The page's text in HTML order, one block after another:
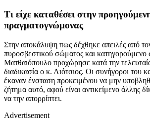
Τι είχε καταθέσει στην
πραγματογνώμονας
Στην αποκάλυψη πως δέχθηκε απειλές από
πυροσβεστικού σώματος και κατηγορούμενο
Ματθαιόπουλο προχώρησε κατά την
διαδικασία ο κ. Λιότσιος. Οι συνήγοροι του
έκαναν ένσταση προκειμένου να μην
ζήτημα αυτό, αφού είναι αντικείμενο άλλης
να την απορρίπτει.
Advertisement